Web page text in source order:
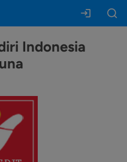
Indonesia